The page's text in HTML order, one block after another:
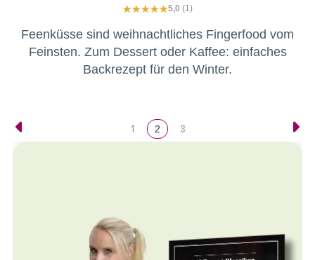
5,0 (1)
Feenküsse sind weihnachtliches Fingerfood vom
Feinsten. Zum Dessert oder Kaffee: einfaches
Backrezept für den Winter.
1 2 3